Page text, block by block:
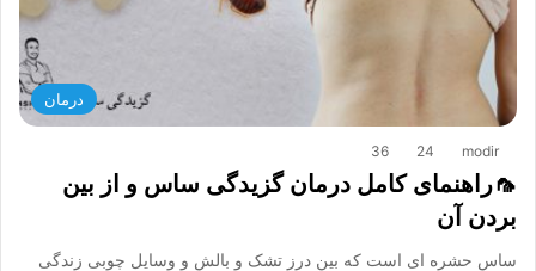
درمان
modir
24
36
🦟راهنمای کامل درمان گزیدگی ساس و از بین
بردن آن
ساس حشره ای است که بین درز تشک و بالش و وسایل چوبی زندگی